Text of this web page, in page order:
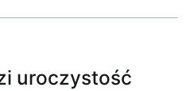
uroczystość